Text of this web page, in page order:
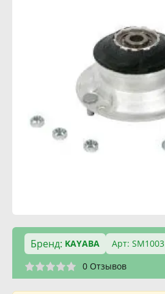
Бренд: KAYABA
Арт: SM1003
0 Отзывов